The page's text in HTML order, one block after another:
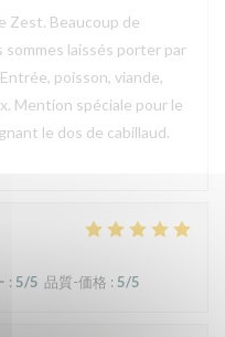
Zest. Beaucoup de
sommes laissés porter par
poisson, viande,
Mention spéciale pour le
le dos de cabillaud.
: 5/5 品質-価格 : 5/5